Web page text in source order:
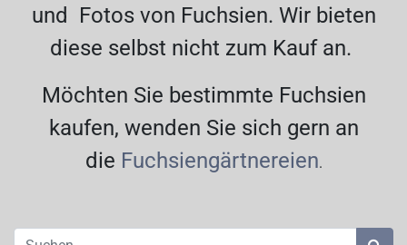
und Fotos von Fuchsien. Wir bieten
diese selbst nicht zum Kauf an.
Möchten Sie bestimmte Fuchsien
kaufen, wenden Sie sich gern an
die Fuchsiengärtnereien.